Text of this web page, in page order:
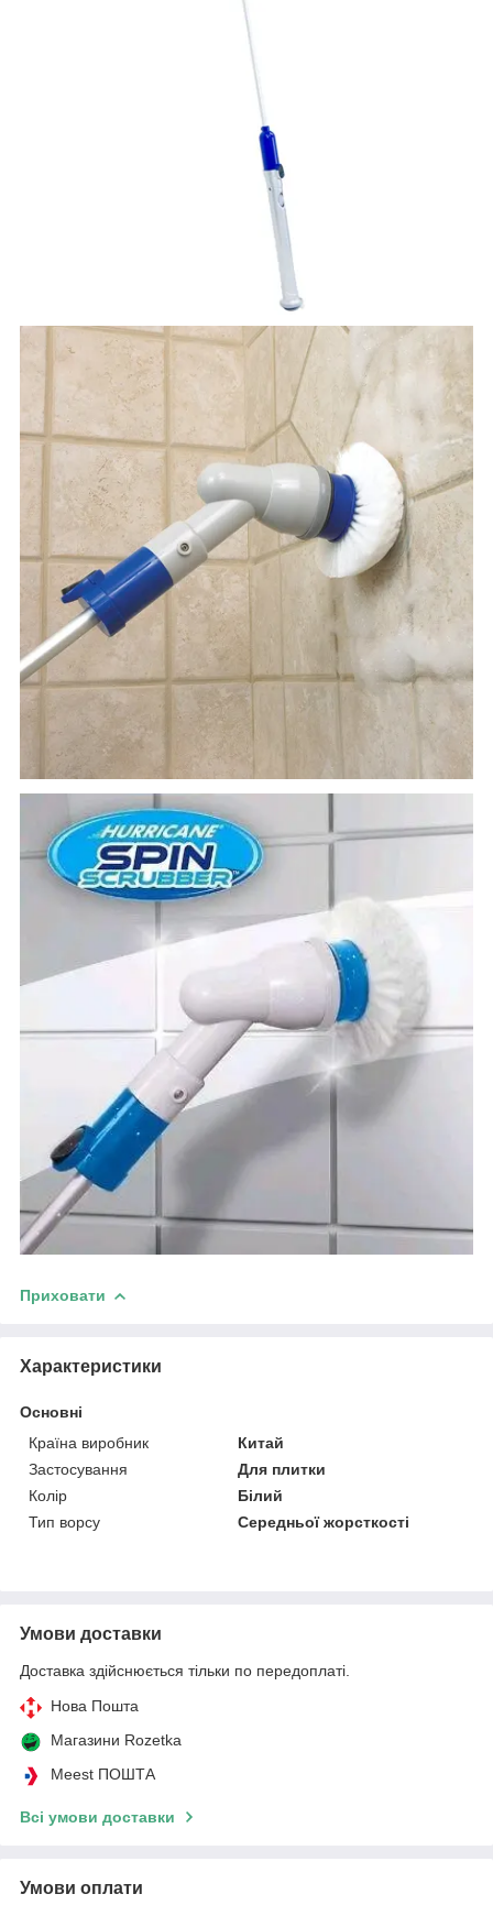
Приховати
Характеристики
Основні
Країна виробник
Китай
Застосування
Для плитки
Колір
Білий
Тип ворсу
Середньої жорсткості
Умови доставки
Доставка здійснюється тільки по передоплаті.
Нова Пошта
Магазини Rozetka
Meest ПОШТА
Всі умови доставки
Умови оплати